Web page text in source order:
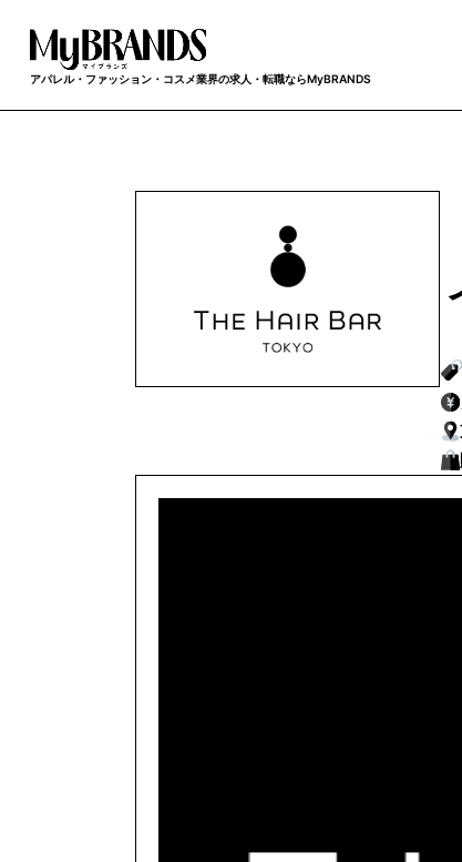
アパレル・ファッション・コスメ業界の求人・転職ならMyBRANDS